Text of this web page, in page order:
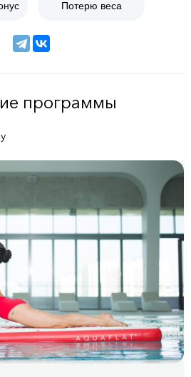
Потерю веса
программы